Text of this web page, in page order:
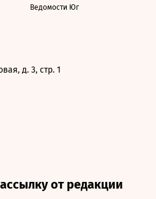
Ведомости Юг
д. 3, стр. 1